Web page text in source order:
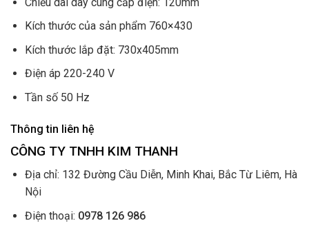
Kích thước của sản phẩm 760×430
Kích thước lắp đặt: 730x405mm
Điện áp 220-240 V
Tần số 50 Hz
Thông tin liên hệ
CÔNG TY TNHH KIM THANH
Địa chỉ: 132 Đường Cầu Diễn, Minh Khai, Bắc Từ Liêm, Hà
Nội
Điện thoại: 0978 126 986